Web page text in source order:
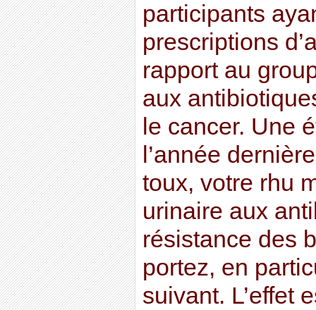
participants
prescriptions
rapport au
aux
le cancer. Une
l’année
toux, votre rhu
urinaire aux
résistance des
portez, en
suivant. L’effet